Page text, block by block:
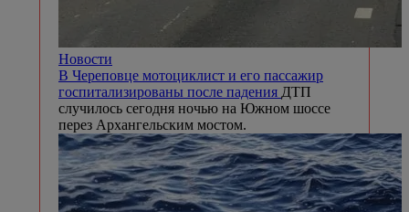
Новости
В Череповце мотоциклист и его пассажир
госпитализированы после падения ДТП
случилось сегодня ночью на Южном шоссе
перез Архангельским мостом.